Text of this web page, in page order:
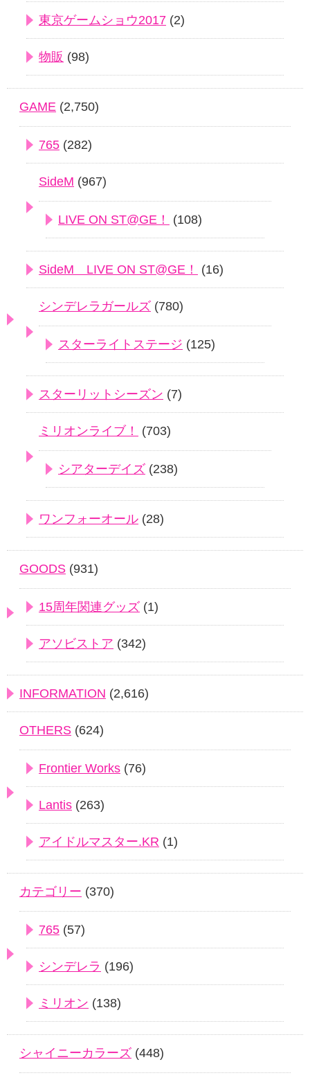
東京ゲームショウ2017 (2)
物販 (98)
GAME (2,750)
765 (282)
SideM (967)
LIVE ON ST@GE！ (108)
SideM LIVE ON ST@GE！ (16)
シンデレラガールズ (780)
スターライトステージ (125)
スターリットシーズン (7)
ミリオンライブ！ (703)
シアターデイズ (238)
ワンフォーオール (28)
GOODS (931)
15周年関連グッズ (1)
アソビストア (342)
INFORMATION (2,616)
OTHERS (624)
Frontier Works (76)
Lantis (263)
アイドルマスター.KR (1)
カテゴリー (370)
765 (57)
シンデレラ (196)
ミリオン (138)
シャイニーカラーズ (448)